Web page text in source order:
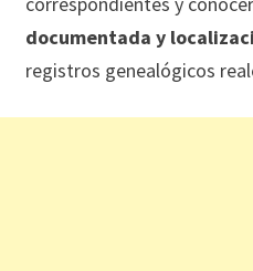
documentada y
registros genealógicos